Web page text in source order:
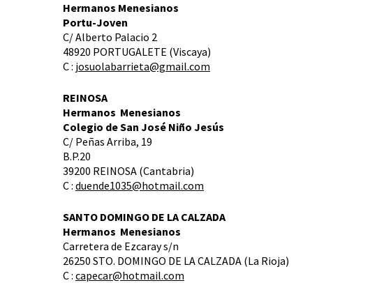
Hermanos Menesianos
Portu-Joven
C/ Alberto Palacio 2
48920 PORTUGALETE (Viscaya)
C : josuolabarrieta@gmail.com
REINOSA
Hermanos Menesianos
Colegio de San José Niño Jesús
C/ Peñas Arriba, 19
B.P.20
39200 REINOSA (Cantabria)
C : duende1035@hotmail.com
SANTO DOMINGO DE LA CALZADA
Hermanos Menesianos
Carretera de Ezcaray s/n
26250 STO. DOMINGO DE LA CALZADA (La Rioja)
C : capecar@hotmail.com